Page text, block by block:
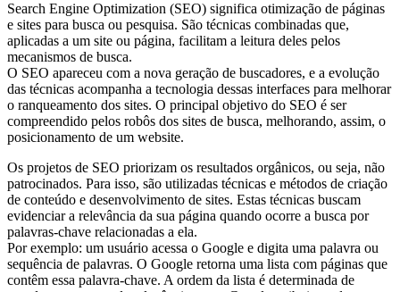
Search Engine Optimization (SEO) significa otimização de páginas
e sites para busca ou pesquisa. São técnicas combinadas que,
aplicadas a um site ou página, facilitam a leitura deles pelos
mecanismos de busca.
O SEO apareceu com a nova geração de buscadores, e a evolução
das técnicas acompanha a tecnologia dessas interfaces para melhorar
o ranqueamento dos sites. O principal objetivo do SEO é ser
compreendido pelos robôs dos sites de busca, melhorando, assim, o
posicionamento de um website.
Os projetos de SEO priorizam os resultados orgânicos, ou seja, não
patrocinados. Para isso, são utilizadas técnicas e métodos de criação
de conteúdo e desenvolvimento de sites. Estas técnicas buscam
evidenciar a relevância da sua página quando ocorre a busca por
palavras-chave relacionadas a ela.
Por exemplo: um usuário acessa o Google e digita uma palavra ou
sequência de palavras. O Google retorna uma lista com páginas que
contêm essa palavra-chave. A ordem da lista é determinada de